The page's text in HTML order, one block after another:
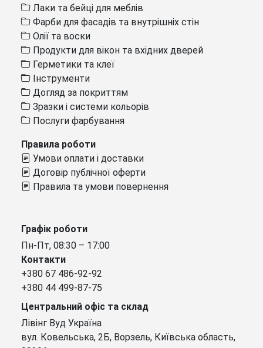
Лаки та бейці для меблів
Фарби для фасадів та внутрішніх стін
Олії та воски
Продукти для вікон та вхідних дверей
Герметики та клеї
Інструменти
Догляд за покриттям
Зразки і системи кольорів
Послуги фарбування
Правила роботи
Умови оплати і доставки
Договір публічної оферти
Правила та умови повернення
Графік роботи
Пн-Пт, 08:30 – 17:00
Контакти
+380 67 486-92-92
+380 44 499-87-75
Центральний офіс та склад
Лівінг Вуд Україна
вул. Ковельська, 2Б, Ворзель, Київська область,